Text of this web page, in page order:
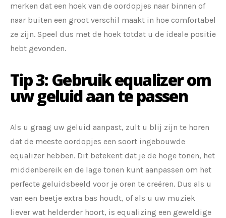
merken dat een hoek van de oordopjes naar binnen of
naar buiten een groot verschil maakt in hoe comfortabel
ze zijn. Speel dus met de hoek totdat u de ideale positie
hebt gevonden.
Tip 3: Gebruik equalizer om
uw geluid aan te passen
Als u graag uw geluid aanpast, zult u blij zijn te horen
dat de meeste oordopjes een soort ingebouwde
equalizer hebben. Dit betekent dat je de hoge tonen, het
middenbereik en de lage tonen kunt aanpassen om het
perfecte geluidsbeeld voor je oren te creëren. Dus als u
van een beetje extra bas houdt, of als u uw muziek
liever wat helderder hoort, is equalizing een geweldige